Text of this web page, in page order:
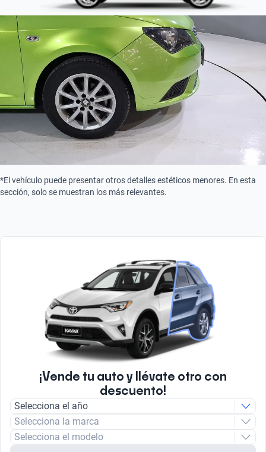
Combustión
Tipo de motor
*El vehículo puede presentar otros detalles estéticos menores. En esta
sección, solo se muestran los más relevantes.
¡Vende tu auto y llévate otro con
descuento!
Selecciona el año
Selecciona la marca
Selecciona el modelo